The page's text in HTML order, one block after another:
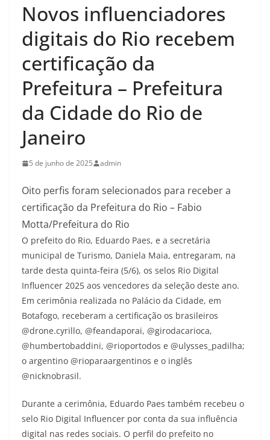
Novos influenciadores
digitais do Rio recebem
certificação da
Prefeitura – Prefeitura
da Cidade do Rio de
Janeiro
5 de junho de 2025 admin
Oito perfis foram selecionados para receber a
certificação da Prefeitura do Rio – Fabio
Motta/Prefeitura do Rio
O prefeito do Rio, Eduardo Paes, e a secretária
municipal de Turismo, Daniela Maia, entregaram, na
tarde desta quinta-feira (5/6), os selos Rio Digital
Influencer 2025 aos vencedores da seleção deste ano.
Em cerimônia realizada no Palácio da Cidade, em
Botafogo, receberam a certificação os brasileiros
@drone.cyrillo, @feandaporai, @girodacarioca,
@humbertobaddini, @rioportodos e @ulysses_padilha;
o argentino @rioparaargentinos e o inglês
@nicknobrasil.
Durante a cerimônia, Eduardo Paes também recebeu o
selo Rio Digital Influencer por conta da sua influência
digital nas redes sociais. O perfil do prefeito no